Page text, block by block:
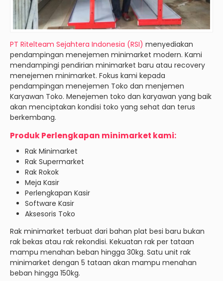
PT Ritelteam Sejahtera Indonesia (RSI) menyediakan
pendampingan menejemen minimarket modern. Kami
mendampingi pendirian minimarket baru atau recovery
menejemen minimarket. Fokus kami kepada
pendampingan menejemen Toko dan menjemen
Karyawan Toko. Menejemen toko dan karyawan yang baik
akan menciptakan kondisi toko yang sehat dan terus
berkembang.
Produk Perlengkapan minimarket kami:
Rak Minimarket
Rak Supermarket
Rak Rokok
Meja Kasir
Perlengkapan Kasir
Software Kasir
Aksesoris Toko
Rak minimarket terbuat dari bahan plat besi baru bukan
rak bekas atau rak rekondisi. Kekuatan rak per tataan
mampu menahan beban hingga 30kg. Satu unit rak
minimarket dengan 5 tataan akan mampu menahan
beban hingga 150kg.